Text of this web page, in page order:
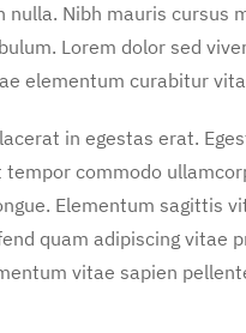
nulla. Nibh mauris
Lorem dolor sed
elementum curabitur
in egestas erat.
commodo
Elementum sagittis
quam adipiscing vitae
vitae sapien